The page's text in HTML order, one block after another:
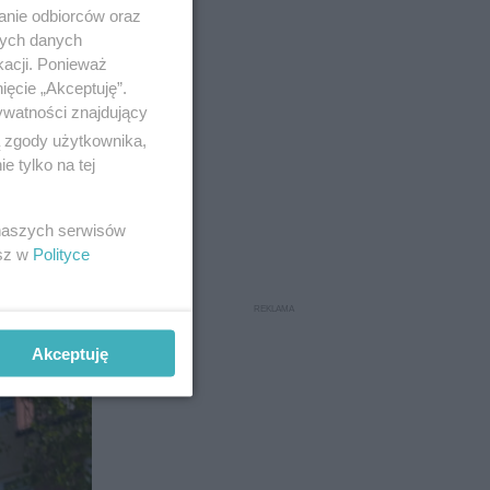
po
odbiorców oraz
danych
Ponieważ
„Akceptuję”.
znajdujący
użytkownika,
tylko na tej
serwisów
w Polityce
Akceptuję